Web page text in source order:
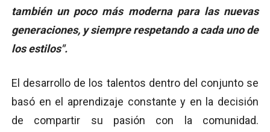
también un poco más moderna para las nuevas
generaciones, y siempre respetando a cada uno de
los estilos".
El desarrollo de los talentos dentro del conjunto se
basó en el aprendizaje constante y en la decisión
de compartir su pasión con la comunidad.